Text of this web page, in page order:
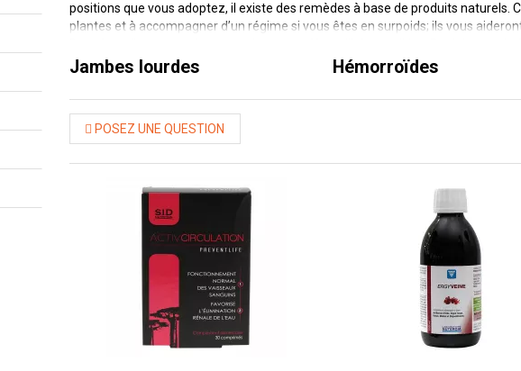
positions que vous adoptez, il existe des remèdes à base de produits naturels.
plantes et à accompagner d’un régime si vous êtes en surpoids; ils vous
De même, ils vous soulageront si vous souffrez d’hémorroïdes. Parfois sous
de comprimés pour un effet plus durable dans le temps, les soins confort
jambes lourdes hémorroïdes
POSEZ UNE QUESTION